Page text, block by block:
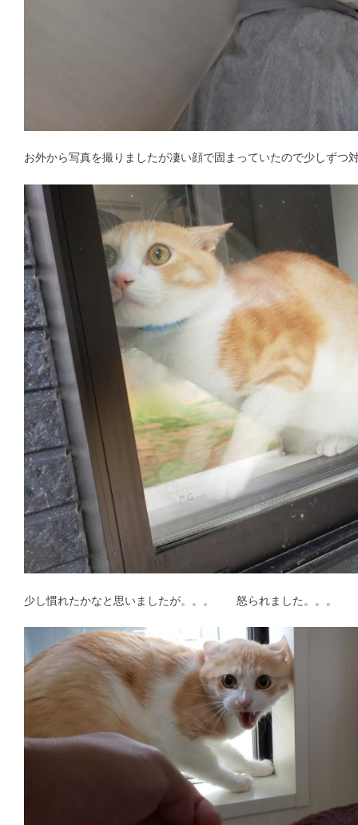
お外から写真を撮りましたが凄い顔で固まっていたので少しずつ
少し慣れたかなと思いましたが。。。 怒られました。。。